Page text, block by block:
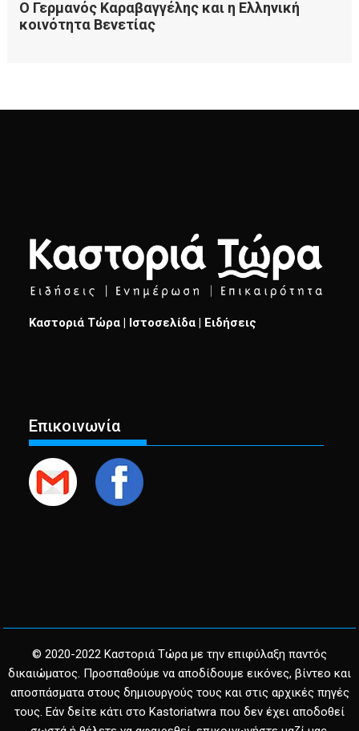
Καστοριά Τώρα | Ιστοσελίδα | Ειδήσεις
Επικοινωνία
© 2020-2022 Καστοριά Τώρα με την επιφύλαξη παντός
δικαιώματος. Προσπαθούμε να αποδίδουμε εικόνες, βίντεο και
αποσπάσματα στους δημιουργούς τους και στις αρχικές πηγές
τους. Εάν δείτε κάτι στο Kastoriatwra που δεν έχει αποδοθεί